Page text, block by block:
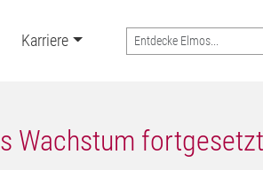
Karriere Search
Wachstum fortgesetzt